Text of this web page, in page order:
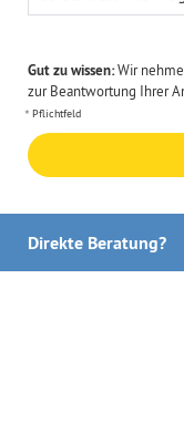
Gut zu wissen:Wir
zur Beantwortung Ihrer
Pflichtfeld
Direkte Beratung?